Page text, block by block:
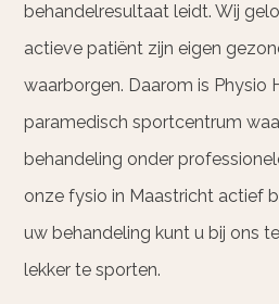
behandelresultaat leidt. Wij
actieve patiënt zijn eigen
waarborgen. Daarom is Physio
paramedisch sportcentrum
behandeling onder
onze fysio in Maastricht actief
uw behandeling kunt u bij ons
lekker te sporten.